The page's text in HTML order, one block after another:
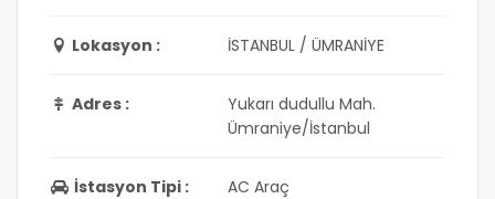
Lokasyon : İSTANBUL / ÜMRANİYE
Adres :
Yukarı dudullu Mah.
Ümraniye/İstanbul
İstasyon Tipi : AC Araç